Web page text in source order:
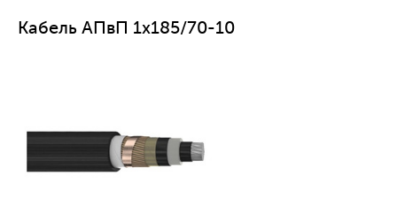
Кабель АПвП 1x185/70-10